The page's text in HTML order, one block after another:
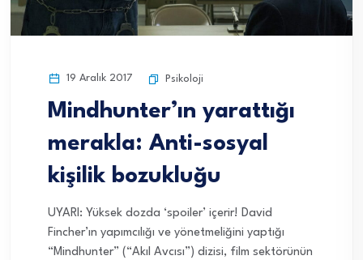
19 Aralık 2017 Psikoloji
Mindhunter’ın yarattığı
merakla: Anti-sosyal
kişilik bozukluğu
UYARI: Yüksek dozda ‘spoiler’ içerir! David
Fincher’ın yapımcılığı ve yönetmeliğini yaptığı
“Mindhunter” (“Akıl Avcısı”) dizisi, film sektörünün